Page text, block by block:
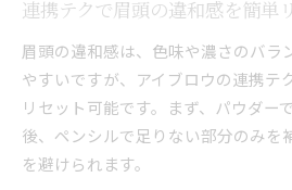
連携テクで眉頭の違和感を簡単
眉頭の違和感は、色味や濃さのバラ
やすいですが、アイブロウの連携テ
リセット可能です。まず、パウダー
後、ペンシルで足りない部分のみを
を避けられます。